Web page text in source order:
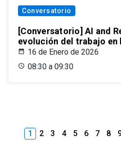
Conversatorio
[Conversatorio] AI and
evolución del trabajo en
16 de Enero de 2026
08:30 a 09:30
1 2 3 4 5 6 7 8